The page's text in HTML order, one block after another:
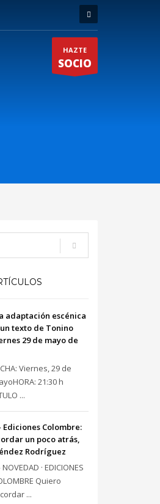
HAZTE
SOCIO
adaptación escénica
texto de Tonino
29 de mayo de
Viernes, 29 de
21:30 h
...
Ediciones Colombre:
un poco atrás,
Rodríguez
· EDICIONES
Quiero
...